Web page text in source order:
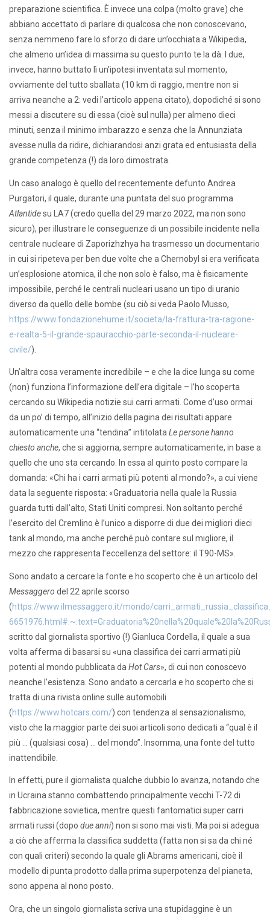
preparazione scientifica. È invece una colpa (molto grave) che
abbiano accettato di parlare di qualcosa che non conoscevano,
senza nemmeno fare lo sforzo di dare un’occhiata a Wikipedia,
che almeno un’idea di massima su questo punto te la dà. I due,
invece, hanno buttato lì un’ipotesi inventata sul momento,
ovviamente del tutto sballata (10 km di raggio, mentre non si
arriva neanche a 2: vedi l’articolo appena citato), dopodiché si sono
messi a discutere su di essa (cioè sul nulla) per almeno dieci
minuti, senza il minimo imbarazzo e senza che la Annunziata
avesse nulla da ridire, dichiarandosi anzi grata ed entusiasta della
grande competenza (!) da loro dimostrata.
Un caso analogo è quello del recentemente defunto Andrea
Purgatori, il quale, durante una puntata del suo programma
Atlantidesu LA7 (credo quella del 29 marzo 2022, ma non sono
sicuro), per illustrare le conseguenze di un possibile incidente nella
centrale nucleare di Zaporizhzhya ha trasmesso un documentario
in cui si ripeteva per ben due volte che a Chernobyl si era verificata
un’esplosione atomica, il che non solo è falso, ma è fisicamente
impossibile, perché le centrali nucleari usano un tipo di uranio
diverso da quello delle bombe (su ciò si veda Paolo Musso,
https://www.fondazionehume.it/societa/la-frattura-tra-ragione-
e-realta-5-il-grande-spauracchio-parte-seconda-il-nucleare-
civile/).
Un’altra cosa veramente incredibile – e che la dice lunga su come
(non) funziona l’informazione dell’era digitale – l’ho scoperta
cercando su Wikipedia notizie sui carri armati. Come d’uso ormai
da un po’ di tempo, all’inizio della pagina dei risultati appare
automaticamente una “tendina” intitolataLe persone hanno
chiesto anche, che si aggiorna, sempre automaticamente, in base a
quello che uno sta cercando. In essa al quinto posto compare la
domanda: «Chi ha i carri armati più potenti al mondo?», a cui viene
data la seguente risposta: «Graduatoria nella quale la Russia
guarda tutti dall’alto, Stati Uniti compresi. Non soltanto perché
l’esercito del Cremlino è l’unico a disporre di due dei migliori dieci
tank al mondo, ma anche perché può contare sul migliore, il
mezzo che rappresenta l’eccellenza del settore: il T90-MS».
Sono andato a cercare la fonte e ho scoperto che è un articolo del
Messaggero del 22 aprile scorso
(https://www.ilmessaggero.it/mondo/
scritto dal giornalista sportivo (!) Gianluca Cordella, il quale a sua
volta afferma di basarsi su «una classifica dei carri armati più
potenti al mondo pubblicata da Hot Cars», di cui non conoscevo
neanche l’esistenza. Sono andato a cercarla e ho scoperto che si
tratta di una rivista online sulle automobili
(https://www.hotcars.com/) con tendenza al sensazionalismo,
visto che la maggior parte dei suoi articoli sono dedicati a “qual è il
più … (qualsiasi cosa) … del mondo”. Insomma, una fonte del tutto
inattendibile.
In effetti, pure il giornalista qualche dubbio lo avanza, notando che
in Ucraina stanno combattendo principalmente vecchi T-72 di
fabbricazione sovietica, mentre questi fantomatici super carri
armati russi (dopo due anni) non si sono mai visti. Ma poi si adegua
a ciò che afferma la classifica suddetta (fatta non si sa da chi né
con quali criteri) secondo la quale gli Abrams americani, cioè il
modello di punta prodotto dalla prima superpotenza del pianeta,
sono appena al nono posto.
Ora, che un singolo giornalista scriva una stupidaggine è un